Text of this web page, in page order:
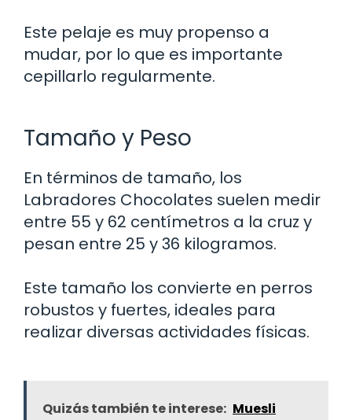
Este pelaje es muy propenso a
mudar, por lo que es importante
cepillarlo regularmente.
Tamaño y Peso
En términos de tamaño, los
Labradores Chocolates suelen medir
entre 55 y 62 centímetros a la cruz y
pesan entre 25 y 36 kilogramos.
Este tamaño los convierte en perros
robustos y fuertes, ideales para
realizar diversas actividades físicas.
Quizás también te interese: Muesli